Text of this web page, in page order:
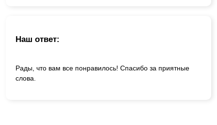
Наш ответ:
Рады, что вам все понравилось! Спасибо за приятные
слова.